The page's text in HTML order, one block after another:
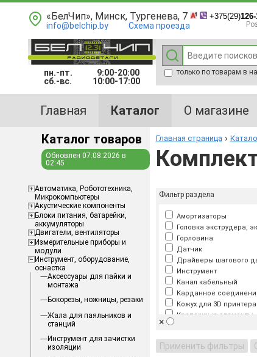
«БелЧип», Минск, Тургенева, 7
info@belchip.by Схема проезда
+375(29)
пн.-пт.
9:00-20:00
сб.-вс.
10:00-17:00
только по товарам в
Главная Каталог О магазине
Каталог товаров
Обновлен 07.08.2026 в
02:45
Aвтоматика, Робототехника,
Микрокомпьютеры
Акустические компоненты
Блоки питания, батарейки,
аккумуляторы
Двигатели, вентиляторы
Измерительные приборы и
модули
Инструмент, оборудование,
оснастка
Аксессуары для пайки и
монтажа
Бокорезы, ножницы, резаки
Жала для паяльников и
станций
Инструмент для зачистки
изоляции
Главная страница
Фильтр раздела
Амортизаторы
Головка экструдера,
Горловина
Датчик
Драйверы шагового
Инструмент
Канал кабельный
Карданное
Кожух для 3D принтера
Крепежные элементы
Кронштейны
Линейные
×
Применить фильтры